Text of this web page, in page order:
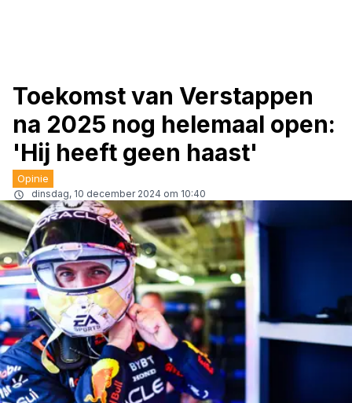
Toekomst van Verstappen
na 2025 nog helemaal open:
'Hij heeft geen haast'
Opinie
dinsdag, 10 december 2024 om 10:40